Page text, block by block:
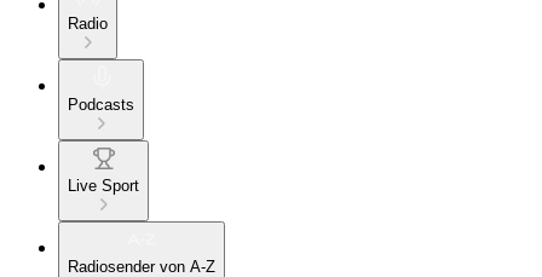
Radio
Podcasts
Live Sport
Radiosender von A-Z